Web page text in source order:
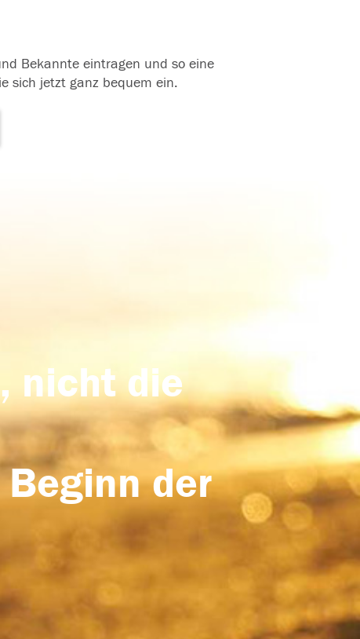
Bekannte eintragen und so eine
sich jetzt ganz bequem ein.
nicht die
der